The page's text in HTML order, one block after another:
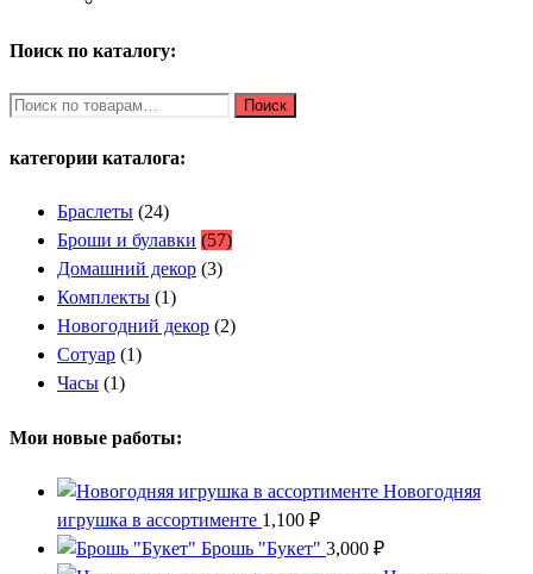
Поиск по каталогу:
Искать: Поиск
категории каталога:
Браслеты (24)
Броши и булавки (57)
Домашний декор (3)
Комплекты (1)
Новогодний декор (2)
Сотуар (1)
Часы (1)
Мои новые работы:
Новогодняя
игрушка в ассортименте 1,100 ₽
Брошь "Букет" 3,000 ₽